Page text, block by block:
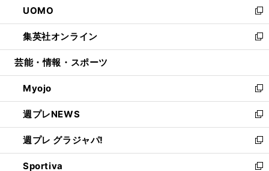
く
で
開
く
ド
ウ
で
開
ィ
ン
ド
ウ
開
く
い
ウ
ィ
ン
ウ
で
開
く
UOMO
新
し
い
ウ
ン
ド
ウ
で
開
く
集英社オンライン
新
し
ウ
ィ
ン
ド
ウ
で
開
く
芸能・情報・スポーツ
Myojo
新
し
い
ウ
ィ
ン
ド
週プレNEWS
新
し
い
ウ
ィ
週プレ グラジャパ!
新
し
い
Sportiva
新